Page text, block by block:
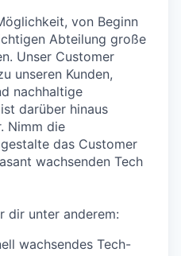
von Beginn
Abteilung große
Unser Customer
unseren Kunden,
nachhaltige
darüber hinaus
Nimm die
das Customer
wachsenden Tech
dir unter anderem:
wachsendes Tech-